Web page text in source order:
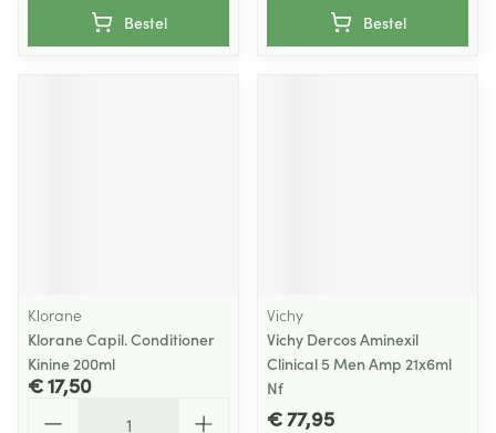
Bestel Bestel
Klorane
Klorane Capil. Conditioner
Kinine 200ml
€ 17,50
Vichy
Vichy Dercos Aminexil
Clinical 5 Men Amp 21x6ml
Nf
€ 77,95